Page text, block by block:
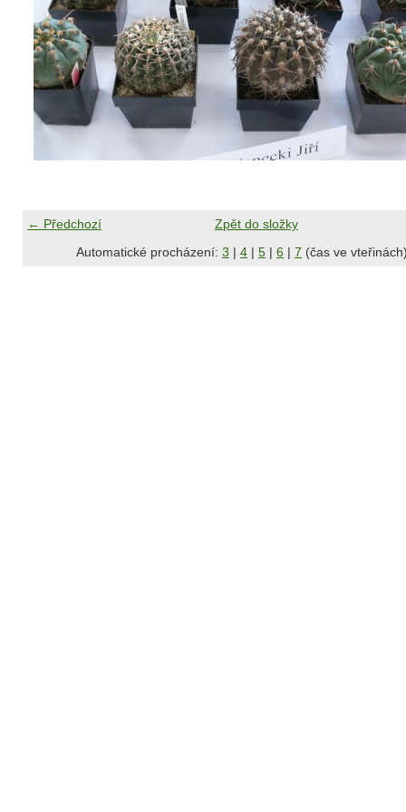
← Předchozí
Zpět do složky
Automatické procházení: 3 | 4 | 5 | 6 | 7 (čas ve